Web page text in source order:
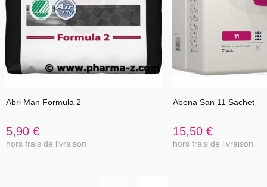
Abri Man Formula 2
5,90 €
hors frais de livraison
Abena San 11 Sachet
15,50 €
hors frais de livraison